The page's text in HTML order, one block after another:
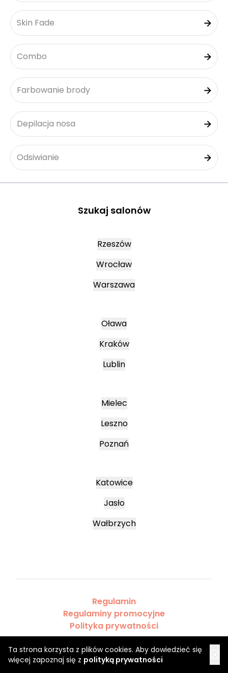
Ta strona korzysta z plików cookies. Aby dowiedzieć się
więcej zapoznaj się z polityką prywatności
Skin Fade
Combo
Farbowanie brody
Depilacja nosa
Odsiwianie
Szukaj salonów
Rzeszów
Wrocław
Warszawa
Oława
Kraków
Lublin
Mielec
Leszno
Poznań
Katowice
Jasło
Wałbrzych
Regulamin
Regulaminy promocyjne
Polityka prywatności